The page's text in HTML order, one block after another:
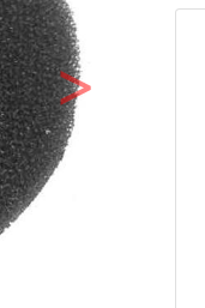
Következő